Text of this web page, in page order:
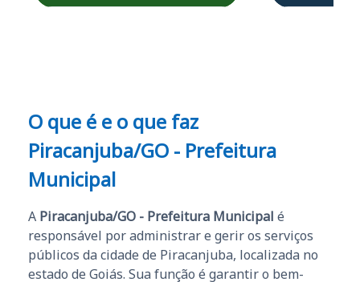
O que é e o que faz
Piracanjuba/GO - Prefeitura
Municipal
A Piracanjuba/GO - Prefeitura Municipal é
responsável por administrar e gerir os serviços
públicos da cidade de Piracanjuba, localizada no
estado de Goiás. Sua função é garantir o bem-